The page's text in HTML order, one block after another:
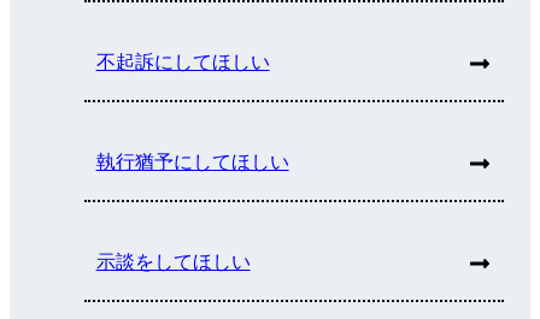
不起訴にしてほしい
執行猶予にしてほしい
示談をしてほしい